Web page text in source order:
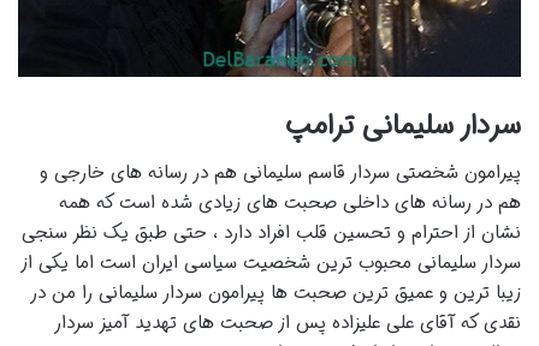
سردار سلیمانی ترامپ
پیرامون شخصتی سردار قاسم سلیمانی هم در رسانه های خارجی و
هم در رسانه های داخلی صحبت های زیادی شده است که همه
نشان از احترام و تحسین قلب افراد دارد ، حتی طبق یک نظر سنجی
سردار سلیمانی محبوب ترین شخصیت سیاسی ایران است اما یکی از
زیبا ترین و عمیق ترین صحبت ها پیرامون سردار سلیمانی را من در
نقدی که آقای علی علیزاده پس از صحبت های تهدید آمیز سردار